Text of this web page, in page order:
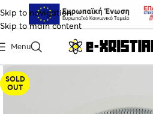
Skip to navigation
Skip to main content
Menu
SOLD
OUT